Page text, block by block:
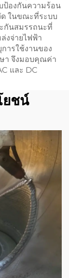
ป้องกันความร้อน
ด ในขณะที่ระบบ
กันสมรรถนะที่
งจ่ายไฟฟ้า
ารใช้งานของ
า จึงมอบคุณค่า
และ DC
ยชน์